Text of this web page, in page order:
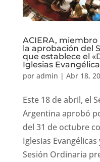
ACIERA, miembro
la aprobación del
que establece el
Iglesias
por admin | Abr 18,
Este 18 de abril, el
Argentina aprobó
del 31 de octubre
Iglesias
Sesión Ordinaria